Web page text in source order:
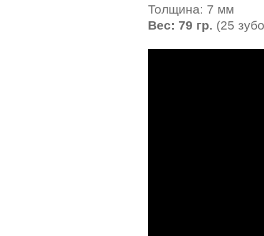
Толщина: 7 мм
Вес: 79 гр. (25